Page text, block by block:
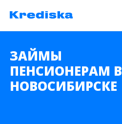
ЗАЙМЫ
ПЕНСИОНЕРАМ В
НОВОСИБИРСКЕ